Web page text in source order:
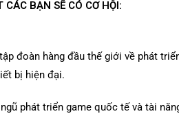
BẠN SẼ CÓ CƠ HỘI:
đoàn hàng đầu thế giới về phát
bị hiện đại.
phát triển game quốc tế và tài